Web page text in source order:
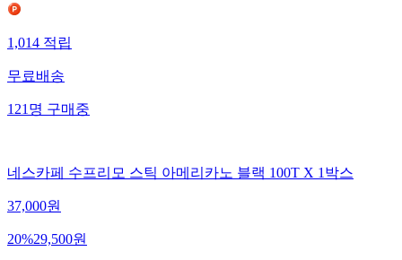
1,014 적립
무료배송
121 명 구매중
네스카페 수프리모 스틱 아메리카노 블랙 100T X 1박스
37,000원
20%29,500원